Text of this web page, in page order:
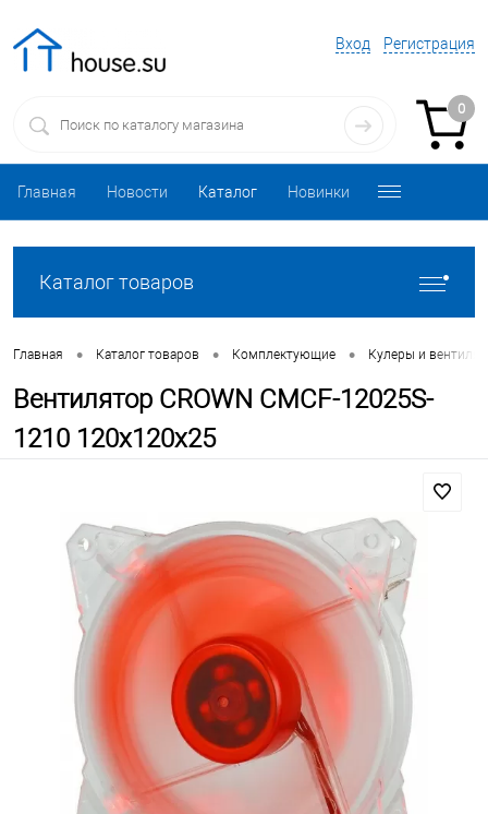
Вход Регистрация
0
Главная Новости Каталог Новинки
Каталог товаров
Главная • Каталог товаров • Комплектующие • Кулеры и
Вентилятор CROWN CMCF-12025S-
1210 120x120x25